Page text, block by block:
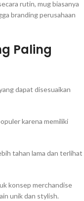
rutin, mug biasanya
branding perusahaan
Paling
dapat disesuaikan
karena memiliki
tahan lama dan terlihat
konsep merchandise
unik dan stylish.